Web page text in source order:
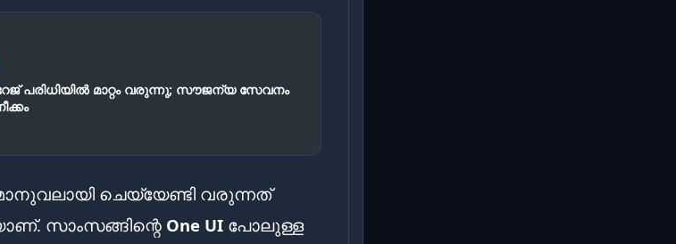
പരിധിയിൽ മാറ്റം വരുന്നു; സൗജന്യ സേവനം
ചെയ്യേണ്ടി വരുന്നത്
സാംസങ്ങിന്റെ One UI പോലുള്ള